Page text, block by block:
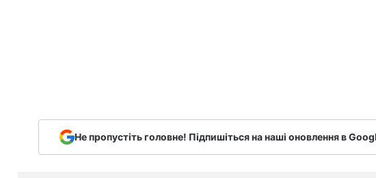
Не пропустіть головне! Підпишіться на наші оновлення в